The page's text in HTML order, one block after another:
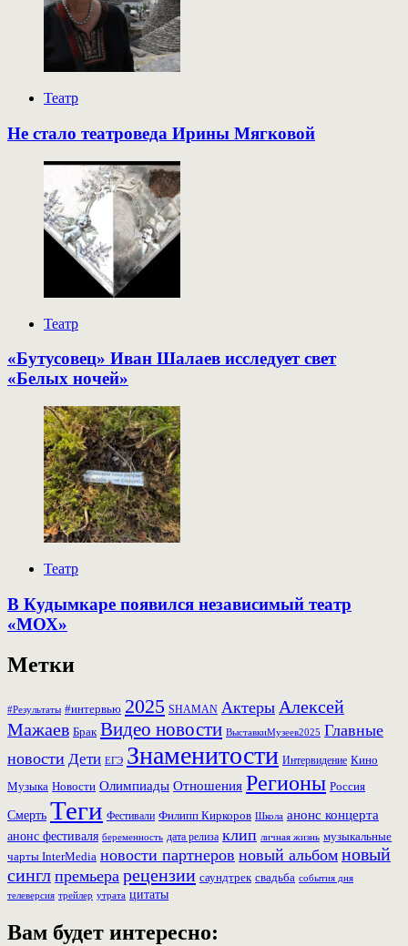
Театр
Не стало театроведа Ирины Мягковой
Театр
«Бутусовец» Иван Шалаев исследует свет
«Белых ночей»
Театр
В Кудымкаре появился независимый театр
«МОХ»
Метки
#Результаты #интервью 2025 SHAMAN Актеры Алексей
Мажаев Брак Видео новости ВыставкиМузеев2025 Главные
новости Дети ЕГЭ Знаменитости Интервидение Кино
Музыка Новости Олимпиады Отношения Регионы Россия
Смерть Теги Фестивали Филипп Киркоров Школа анонс концерта
анонс фестиваля беременность дата релиза клип личная жизнь музыкальные
чарты InterMedia новости партнеров новый альбом новый
сингл премьера рецензии саундтрек свадьба события дня
телеверсия трейлер утрата цитаты
Вам будет интересно: